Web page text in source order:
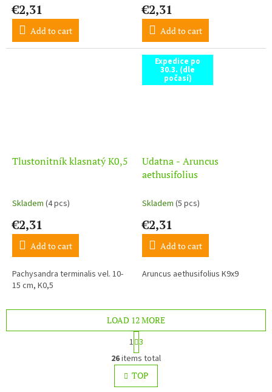
€2,31
Add to cart
€2,31
Add to cart
Tlustonitník klasnatý K0,5
Skladem (4 pcs)
€2,31
Add to cart
Pachysandra terminalis vel. 10-
15 cm, K0,5
Expedice po
30.3. (dle
počasí)
Udatna - Aruncus
aethusifolius
Skladem (5 pcs)
€2,31
Add to cart
Aruncus aethusifolius K9x9
L
i
s
t
LOAD 12 MORE
P
a
g
i
n
a
1 3
26items total
TOP